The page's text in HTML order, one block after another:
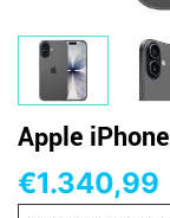
Apple
€1.340,99